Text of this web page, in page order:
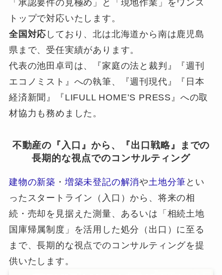
「承認要件の見極め」と「現地作業」をワンス
トップで対応いたします。
全国対応 しており、北は北海道から南は鹿児島
県まで、受任実績があります。
代表の池田卓司は、『家庭の法と裁判』『週刊
エコノミスト』への執筆、『週刊現代』『日本
経済新聞』『LIFULL HOME’S PRESS』への取
材協力も務めました。
不動産の『入口』から、『出口戦略』までの
長期的な視点でのコンサルティング
建物の新築 ・ 増築未登記の解消や 土地分筆 とい
ったスタートライン（入口）から、将来の相
続・売却を見据えた測量、あるいは「相続土地
国庫帰属制度」を活用した処分（出口）に至る
まで、長期的な視点でのコンサルティングを提
供いたします。